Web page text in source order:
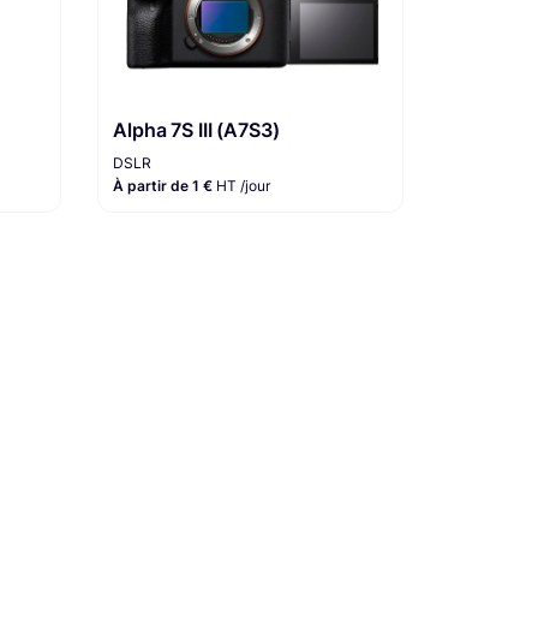
Alpha 7S III (A7S3)
DSLR
À partir de 1 € HT /jour